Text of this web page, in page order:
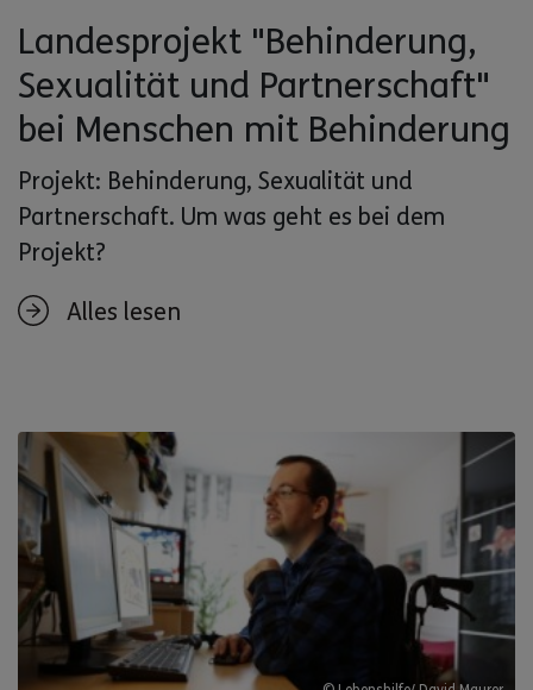
Landesprojekt "Behinderung,
Sexualität und Partnerschaft"
bei Menschen mit Behinderung
Projekt: Behinderung, Sexualität und
Partnerschaft. Um was geht es bei dem
Projekt?
Alles lesen